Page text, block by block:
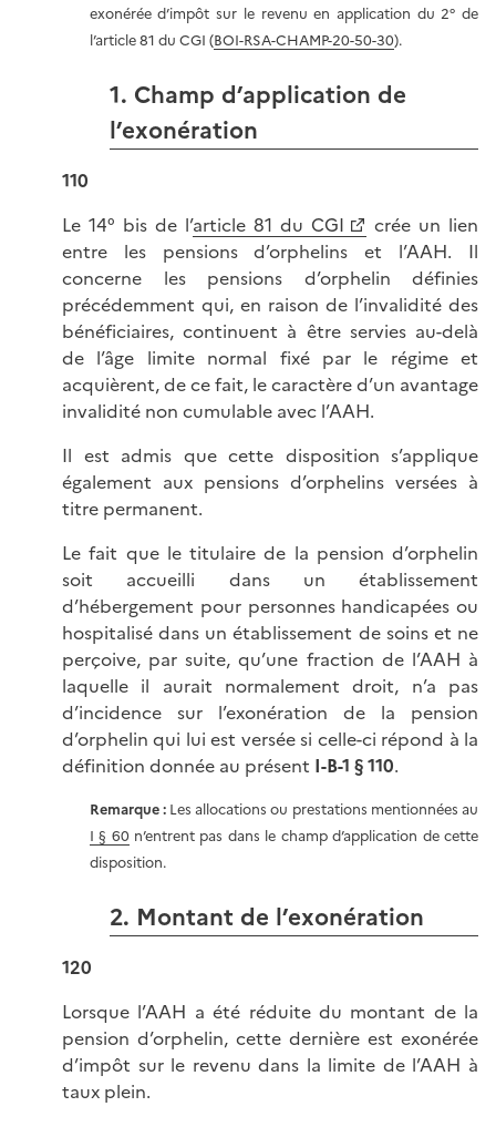
exonérée d’impôt sur le revenu en application du 2° de
l’article 81 du CGI (BOI-RSA-CHAMP-20-50-30).
1. Champ d’application de
l’exonération
110
Le 14° bis de l’article 81 du CGI
crée un lien
entre les pensions d’orphelins et l’AAH. Il
concerne les pensions d’orphelin définies
précédemment qui, en raison de l’invalidité des
bénéficiaires, continuent à être servies au-delà
de l’âge limite normal fixé par le régime et
acquièrent, de ce fait, le caractère d’un avantage
invalidité non cumulable avec l’AAH.
Il est admis que cette disposition s’applique
également aux pensions d’orphelins versées à
titre permanent.
Le fait que le titulaire de la pension d’orphelin
soit accueilli dans un établissement
d’hébergement pour personnes handicapées ou
hospitalisé dans un établissement de soins et ne
perçoive, par suite, qu’une fraction de l’AAH à
laquelle il aurait normalement droit, n’a pas
d’incidence sur l’exonération de la pension
d’orphelin qui lui est versée si celle-ci répond à la
définition donnée au présent I-B-1 § 110.
Remarque :Les allocations ou prestations mentionnées au
I § 60n’entrent pas dans le champ d’application de cette
disposition.
2. Montant de l’exonération
120
Lorsque l’AAH a été réduite du montant de la
pension d’orphelin, cette dernière est exonérée
d’impôt sur le revenu dans la limite de l’AAH à
taux plein.